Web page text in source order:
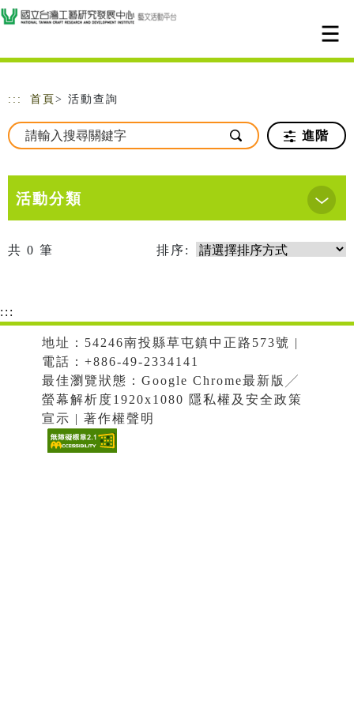
跳到主要內容
網站導覽
::: 首頁 > 活動查詢
進階
活動分類
共 0 筆 排序:
:::
地址：54246南投縣草屯鎮中正路573號 |
電話：+886-49-2334141
最佳瀏覽狀態：Google Chrome最新版╱
螢幕解析度1920x1080 隱私權及安全政策
宣示 | 著作權聲明